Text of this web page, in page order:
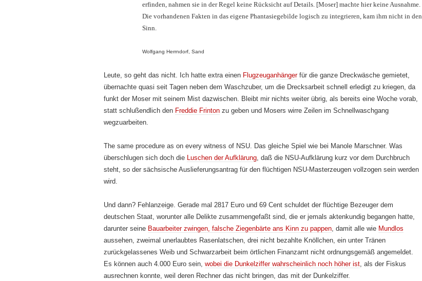
erfinden, nahmen sie in der Regel keine Rücksicht auf Details. [Moser] machte hier keine Ausnahme.
Die vorhandenen Fakten in das eigene Phantasiegebilde logisch zu integrieren, kam ihm nicht in den
Sinn.
Wolfgang Herrndorf, Sand
Leute, so geht das nicht. Ich hatte extra einen Flugzeuganhängerfür die ganze Dreckwäsche gemietet,
übernachte quasi seit Tagen neben dem Waschzuber, um die Drecksarbeit schnell erledigt zu kriegen, da
funkt der Moser mit seinem Mist dazwischen. Bleibt mir nichts weiter übrig, als bereits eine Woche vorab,
statt schlußendlich den Freddie Frinton zu geben und Mosers wirre Zeilen im Schnellwaschgang
wegzuarbeiten.
The same procedure as on every witness of NSU. Das gleiche Spiel wie bei Manole Marschner. Was
überschlugen sich doch die Luschen der Aufklärung, daß die NSU-Aufklärung kurz vor dem Durchbruch
steht, so der sächsische Auslieferungsantrag für den flüchtigen NSU-Masterzeugen vollzogen sein werden
wird.
Und dann? Fehlanzeige. Gerade mal 2817 Euro und 69 Cent schuldet der flüchtige Bezeuger dem
deutschen Staat, worunter alle Delikte zusammengefaßt sind, die er jemals aktenkundig begangen hatte,
darunter seine Bauarbeiter zwingen, falsche Ziegenbärte ans Kinn zu pappen, damit alle wie Mundlos
aussehen, zweimal unerlaubtes Rasenlatschen, drei nicht bezahlte Knöllchen, ein unter Tränen
zurückgelassenes Weib und Schwarzarbeit beim örtlichen Finanzamt nicht ordnungsgemäß angemeldet.
Es können auch 4.000 Euro sein, wobei die Dunkelziffer wahrscheinlich noch höher ist, als der Fiskus
ausrechnen konnte, weil deren Rechner das nicht bringen, das mit der Dunkelziffer.